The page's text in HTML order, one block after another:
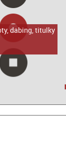
dabing, titulky